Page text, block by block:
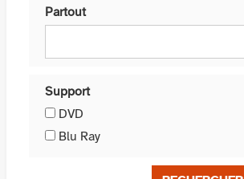
Partout
Support
DVD
Blu Ray